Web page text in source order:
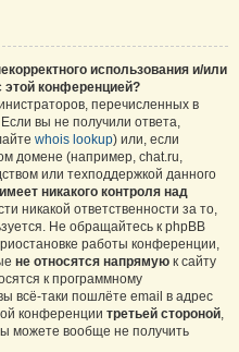
использования и/или
этой конференцией?
перечисленных в
вы не получили ответа,
whois lookup) или, если
домене (например, chat.ru,
или техподдержкой данного
никакого контроля над
никакой ответственности за то,
Не обращайтесь к phpBB
работы конференции,
не относятся напрямую к сайту
к программному
всё-таки пошлёте email в адрес
конференции третьей стороной,
можете вообще не получить